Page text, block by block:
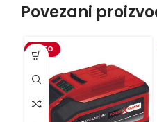
Povezani
VIDEO